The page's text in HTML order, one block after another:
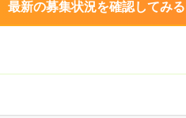
最新の募集状況を確認してみる